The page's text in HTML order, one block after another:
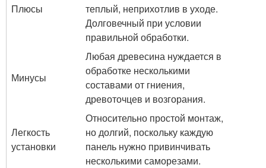
Плюсы
теплый, неприхотлив в уходе.
Долговечный при условии
правильной обработки.
Минусы
Любая древесина нуждается в
обработке несколькими
составами от гниения,
древоточцев и возгорания.
Легкость
установки
Относительно простой монтаж,
но долгий, поскольку каждую
панель нужно привинчивать
несколькими саморезами.